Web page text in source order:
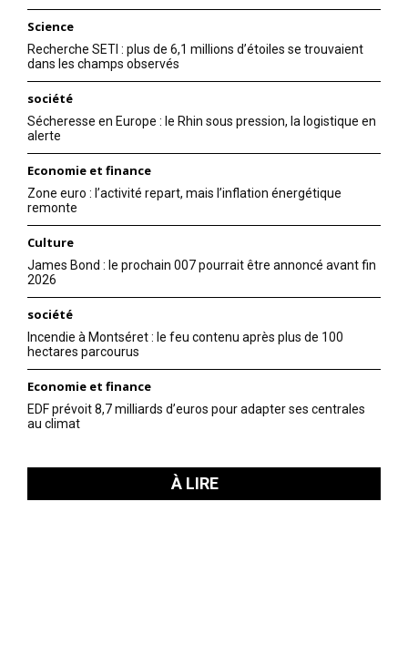
Science
Recherche SETI : plus de 6,1 millions d’étoiles se trouvaient
dans les champs observés
société
Sécheresse en Europe : le Rhin sous pression, la logistique en
alerte
Economie et finance
Zone euro : l’activité repart, mais l’inflation énergétique
remonte
Culture
James Bond : le prochain 007 pourrait être annoncé avant fin
2026
société
Incendie à Montséret : le feu contenu après plus de 100
hectares parcourus
Economie et finance
EDF prévoit 8,7 milliards d’euros pour adapter ses centrales
au climat
À LIRE